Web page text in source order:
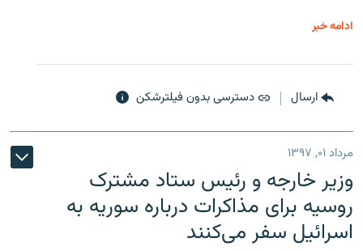
ادامه خبر
ارسال دسترسی بدون فیلترشکن
مرداد ۰۱, ۱۳۹۷
وزیر خارجه و رئیس‌ ستاد مشترک
روسیه برای مذاکرات درباره سوریه به
اسرائیل سفر می‌کنند